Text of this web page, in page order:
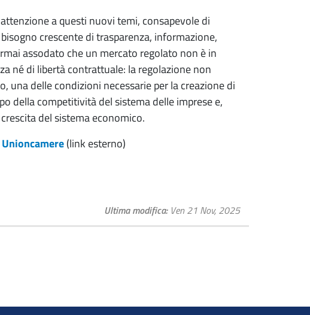
a questi nuovi temi, consapevole di
crescente di trasparenza, informazione,
assodato che un mercato regolato non è in
né di libertà contrattuale: la regolazione non
una delle condizioni necessarie per la creazione di
della competitività del sistema delle imprese e,
del sistema economico.
Unioncamere(link esterno)
Ultima modifica Ven 21 Nov, 2025